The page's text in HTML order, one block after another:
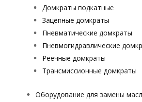
Домкраты подкатные
Зацепные домкраты
Пневматические домкраты
Пневмогидравлические
Реечные домкраты
Трансмиссионные домкраты
Оборудование для замены